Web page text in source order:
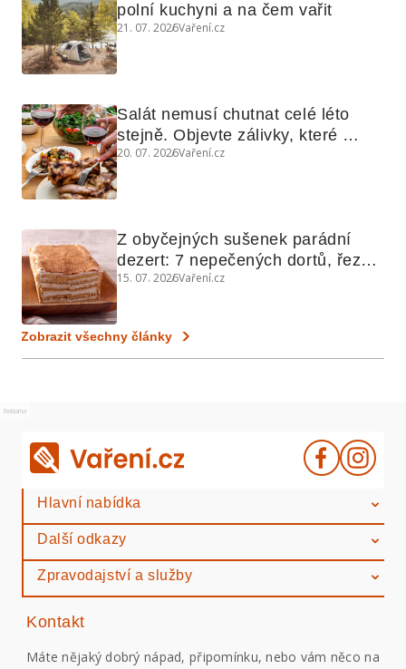
polní kuchyni a na čem vařit
21. 07. 2026Vaření.cz
Salát nemusí chutnat celé léto
stejně. Objevte zálivky, které
využijete i na maso, nudle nebo
20. 07. 2026Vaření.cz
Z obyčejných sušenek parádní
dezert: 7 nepečených dortů, řezů
a koláčů
15. 07. 2026Vaření.cz
Zobrazit všechny články
Reklama
Hlavní nabídka
Další odkazy
Zpravodajství a služby
Kontakt
Máte nějaký dobrý nápad, připomínku, nebo vám něco na